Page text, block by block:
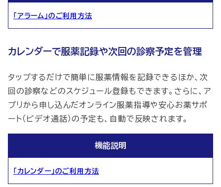
「アラーム」のご利用方法
カレンダーで服薬記録や次回の診察予定を管理
タップするだけで簡単に服薬情報を記録できるほか、次
回の診察などのスケジュール登録もできます。さらに、ア
プリから申し込んだオンライン服薬指導や安心お薬サポ
ート（ビデオ通話）の予定も、自動で反映されます。
機能説明
「カレンダー」のご利用方法